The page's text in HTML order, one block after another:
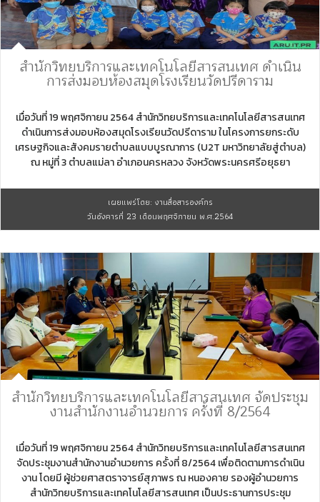
สำนักวิทยบริการและเทคโนโลยีสารสนเทศ ดำเนิน
การส่งมอบห้องสมุดโรงเรียนวัดปรีดาราม
เมื่อวันที่ 19 พฤศจิกายน 2564 สำนักวิทยบริการและเทคโนโลยีสารสนเทศ
ดำเนินการส่งมอบห้องสมุดโรงเรียนวัดปรีดาราม ในโครงการยกระดับ
เศรษฐกิจและสังคมรายตำบลแบบบูรณาการ (U2T มหาวิทยาลัยสู่ตำบล)
ณ หมู่ที่ 3 ตำบลแม่ลา อำเภอนครหลวง จังหวัดพระนครศรีอยุธยา
เผยแพร่โดย: งานสื่อสารองค์กร
วันอังคารที่ 23 เดือนพฤศจิกายน พ.ศ.2564
สำนักวิทยบริการและเทคโนโลยีสารสนเทศ จัดประชุม
งานสำนักงานอำนวยการ ครั้งที่ 8/2564
เมื่อวันที่ 19 พฤศจิกายน 2564 สำนักวิทยบริการและเทคโนโลยีสารสนเทศ
จัดประชุมงานสำนักงานอำนวยการ ครั้งที่ 8/2564 เพื่อติดตามการดำเนิน
งาน โดยมี ผู้ช่วยศาสตราจารย์สุภาพร ณ หนองคาย รองผู้อำนวยการ
สำนักวิทยบริการและเทคโนโลยีสารสนเทศ เป็นประธานการประชุม